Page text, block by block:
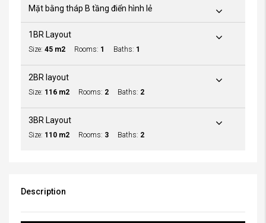
Mặt bằng tháp B tầng điển hình lẻ
1BR Layout
Size: 45 m2 Rooms: 1 Baths: 1
2BR layout
Size: 116 m2 Rooms: 2 Baths: 2
3BR Layout
Size: 110 m2 Rooms: 3 Baths: 2
Description